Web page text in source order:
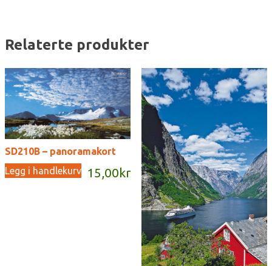
Relaterte produkter
SD210B – panoramakort
15,00 kr
Legg i handlekurv